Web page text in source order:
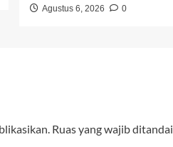
Agustus 6, 2026
0
Ruas yang wajib ditandai